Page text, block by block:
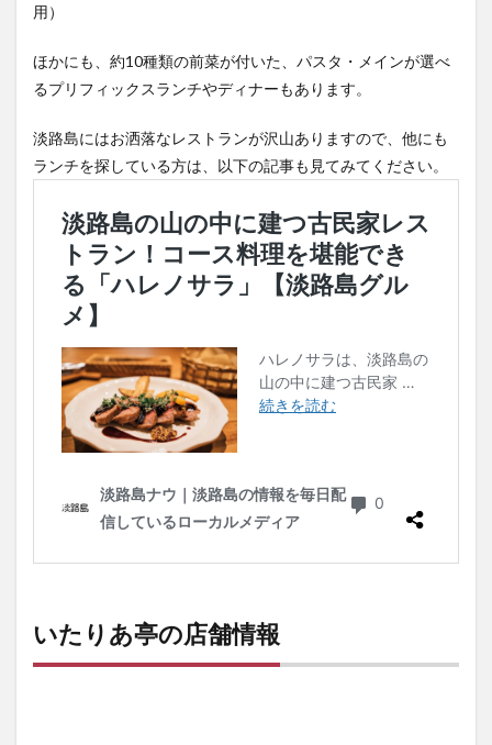
用）
ほかにも、約10種類の前菜が付いた、パスタ・メインが選べ
るプリフィックスランチやディナーもあります。
淡路島にはお洒落なレストランが沢山ありますので、他にも
ランチを探している方は、以下の記事も見てみてください。
いたりあ亭の店舗情報